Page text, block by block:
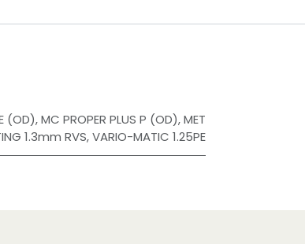
(OD),MC PROPER PLUS P (OD),MET
1.3mm RVS,VARIO-MATIC 1.25PE